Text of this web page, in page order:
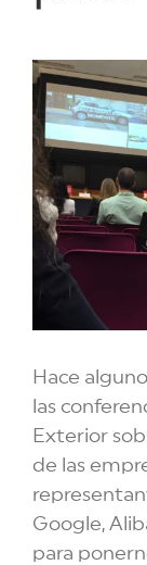
Ver
imagen
más
grande
Hace
las
Exterior
de las
Google,
para